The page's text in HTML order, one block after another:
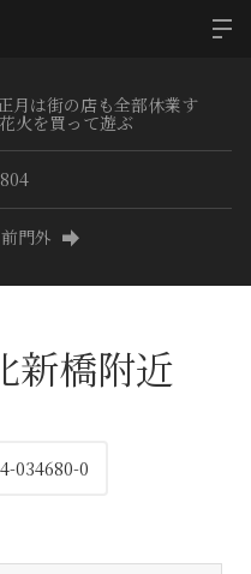
は街の店も全部休業す
火を買って遊ぶ
門外
新橋附近
034680-0